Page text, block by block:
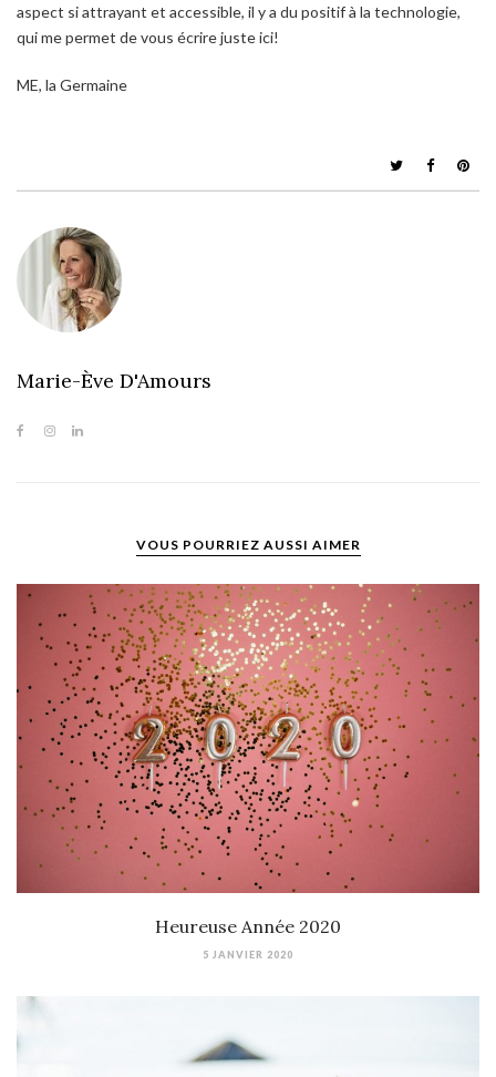
aspect si attrayant et accessible, il y a du positif à la technologie,
qui me permet de vous écrire juste ici!
ME, la Germaine
Marie-Ève D'Amours
VOUS POURRIEZ AUSSI AIMER
Heureuse Année 2020
5 JANVIER 2020